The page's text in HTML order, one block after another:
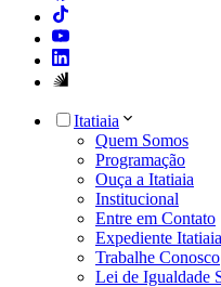
Itatiaia
Quem Somos
Programação
Ouça a Itatiaia
Institucional
Entre em Contato
Expediente Itatiaia
Trabalhe Conosco
Lei de Igualdade